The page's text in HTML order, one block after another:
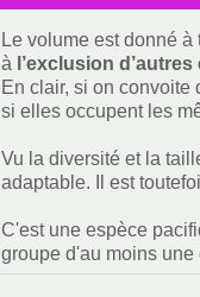
Le volume est donné
à l’exclusion
En clair, si on convoite
si elles occupent les
Vu la diversité et la
adaptable. Il est
C'est une espèce
groupe d'au moins